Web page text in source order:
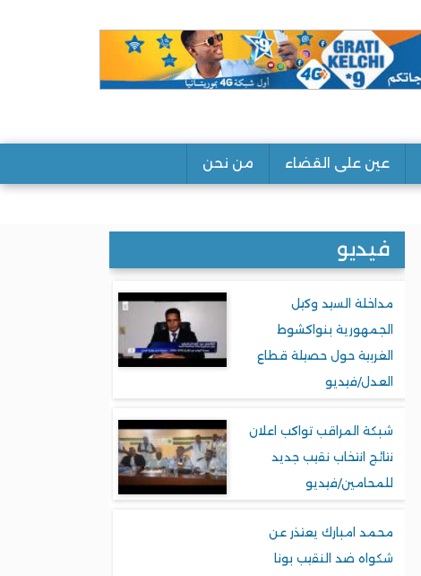
عين على القضاء من نحن
فيديو
مداخلة السيد وكيل
الجمهورية بنواكشوط
الغربية حول حصيلة قطاع
العدل/فيديو
شبكة المراقب تواكب اعلان
نتائج انتخاب نقيب جديد
للمحامين/فيديو
محمد امبارك يعتذر عن
شكواه ضد النقيب بونا